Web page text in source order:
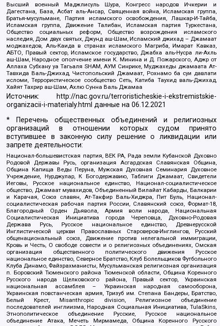
Высший военный Маджлисуль Шура, Конгресс народов Ичкерии и
Дагестана, База, Асбат аль-Ансар, Священная война, Исламская группа,
Братья-мусульмане, Партия исламского освобождения, Лашкар-И-Тайба,
Исламская группа, Движение Талибан, Исламская партия Туркестана,
Общество социальных реформ, Общество возрождения исламского
наследия, Дом двух святых, Джунд аш-Шам, Исламский джихад – Джамаат
моджахедов, Аль-Каида в странах исламского Магриба, Имарат Кавказ,
АБТО, Правый сектор, Исламское государство, Джабха аль-Нусра ли-Ахль
аш-Шам, Народное ополчение имени К. Минина и Д. Пожарского, Аджр от
Аллаха Субхану уа Тагьаля SHAM, АУМ Синрике, Муджахеды джамаата Ат-
Тавхида Валь-Джихад, Чистопольский Джамаат, Рохнамо ба суи давлати
исломи, Террористическое сообщество Сеть, Катиба Таухид валь-Джихад,
Хайят Тахрир аш-Шам, Ахлю Сунна Валь Джамаа
Источник:
http://nac.gov.ru/terroristicheskie-i-ekstremistskie-
organizacii-i-materialy.html данные на06.12.2021
* Перечень общественных объединений и религиозных
организаций в отношении которых судом принято
вступившее в законную силу решение о ликвидации или
запрете деятельности:
Национал-большевистская партия, ВЕК РА, Рада земли Кубанской Духовно
Родовой Державы Русь, организация Асгардская Славянская Община,
Община Капища Веды Перуна, Мужская Духовная Семинария Духовное
Учреждение, Нурджулар, К Богодержавию, Таблиги Джамаат, Свидетели
Иеговы, Русское национальное единство, Национал-социалистическое
общество, Джамаат мувахидов, Объединенный Вилайат Кабарды, Балкарии
и Карачая, Союз славян, Ат-Такфир Валь-Хиджра, Пит Буль, Национал-
социалистическая рабочая партия России, Славянский союз, Формат-18,
Благородный Орден Дьявола, Армия воли народа, Национальная
Социалистическая Инициатива города Череповца, Духовно-Родовая
Держава Русь, Русское национальное единство, Древнерусской
Инглистической церкви Православных Староверов-Инглингов, Русский
общенациональный союз, Движение против нелегальной иммиграции,
Кровь и Честь, О свободе совести и о религиозных объединениях, Омская
организация общественного политического движения Русское
национальное единство, Северное Братство, Клуб Болельщиков Футбольного
Клуба Динамо, Файзрахманисты, Мусульманская религиозная организация
п. Боровский Тюменского района Тюменской области, Община Коренного
Русского народа Щелковского района, Правый сектор, Украинская
национальная ассамблея – Украинская народная самооборона,
Украинская повстанческая армия, Тризуб им. Степана Бандеры, Братство,
Белый Крест, Misanthropic division, Религиозное объединение
последователей инглиизма, Народная Социальная Инициатива, TulaSkins,
Этнополитическое объединение Русские, Русское национальное
объединение Атака, Мечеть Мирмамеда, Община Коренного Русского